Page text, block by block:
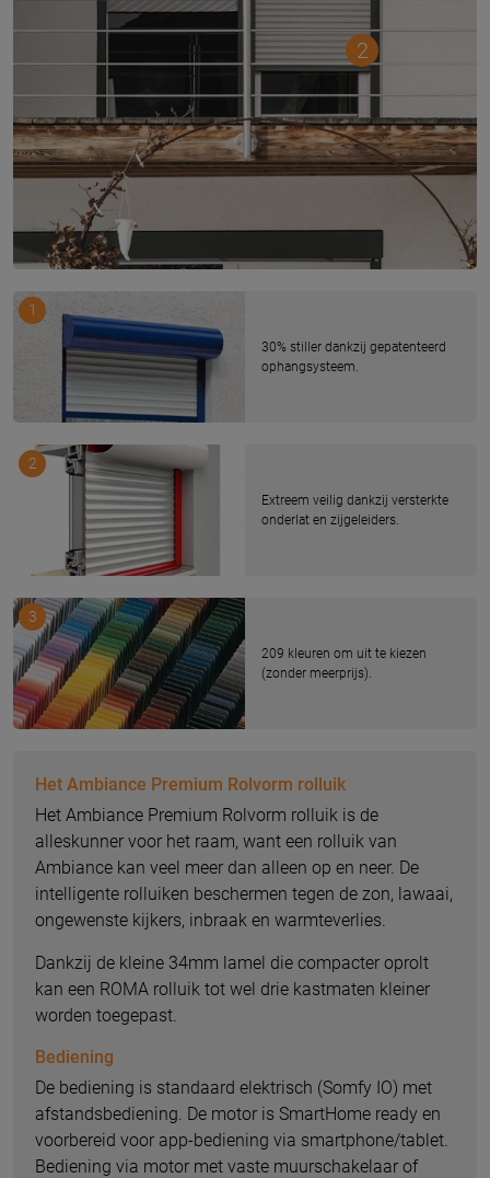
2
30% stiller dankzij gepatenteerd
ophangsysteem.
1
Extreem veilig dankzij versterkte
onderlat en zijgeleiders.
2
209 kleuren om uit te kiezen
(zonder meerprijs).
3
Het Ambiance Premium Rolvorm rolluik
Het Ambiance Premium Rolvorm rolluik is de
alleskunner voor het raam, want een rolluik van
Ambiance kan veel meer dan alleen op en neer. De
intelligente rolluiken beschermen tegen de zon, lawaai,
ongewenste kijkers, inbraak en warmteverlies.
Dankzij de kleine 34mm lamel die compacter oprolt
kan een ROMA rolluik tot wel drie kastmaten kleiner
worden toegepast.
Bediening
De bediening is standaard elektrisch (Somfy IO) met
afstandsbediening. De motor is SmartHome ready en
voorbereid voor app-bediening via smartphone/tablet.
Bediening via motor met vaste muurschakelaar of